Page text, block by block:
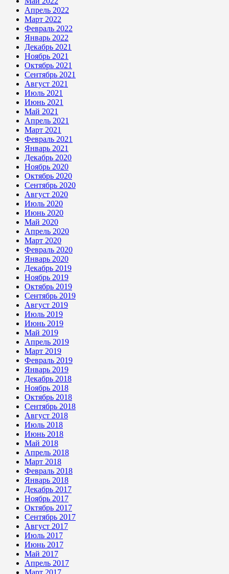
Апрель 2022
Март 2022
Февраль 2022
Январь 2022
Декабрь 2021
Ноябрь 2021
Октябрь 2021
Сентябрь 2021
Август 2021
Июль 2021
Июнь 2021
Май 2021
Апрель 2021
Март 2021
Февраль 2021
Январь 2021
Декабрь 2020
Ноябрь 2020
Октябрь 2020
Сентябрь 2020
Август 2020
Июль 2020
Июнь 2020
Май 2020
Апрель 2020
Март 2020
Февраль 2020
Январь 2020
Декабрь 2019
Ноябрь 2019
Октябрь 2019
Сентябрь 2019
Август 2019
Июль 2019
Июнь 2019
Май 2019
Апрель 2019
Март 2019
Февраль 2019
Январь 2019
Декабрь 2018
Ноябрь 2018
Октябрь 2018
Сентябрь 2018
Август 2018
Июль 2018
Июнь 2018
Май 2018
Апрель 2018
Март 2018
Февраль 2018
Январь 2018
Декабрь 2017
Ноябрь 2017
Октябрь 2017
Сентябрь 2017
Август 2017
Июль 2017
Июнь 2017
Май 2017
Апрель 2017
Март 2017